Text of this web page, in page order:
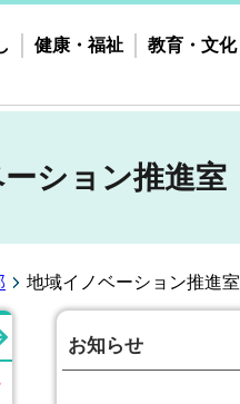
健康・福祉 教育・文化
ション推進室
地域イノベーション推進室
お知らせ